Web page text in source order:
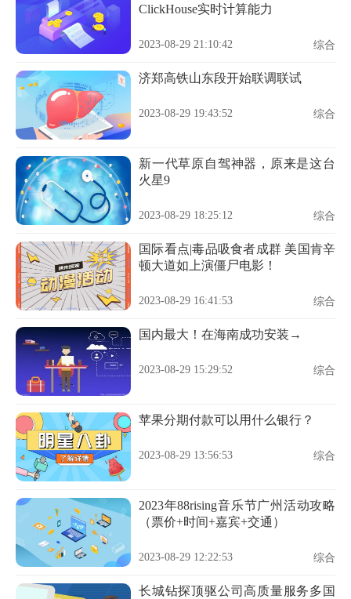
ClickHouse实时计算能力
2023-08-29 21:10:42 综合
济郑高铁山东段开始联调联试
2023-08-29 19:43:52 综合
新一代草原自驾神器，原来是这台
火星9
2023-08-29 18:25:12 综合
国际看点|毒品吸食者成群 美国肯辛
顿大道如上演僵尸电影！
2023-08-29 16:41:53 综合
国内最大！在海南成功安装→
2023-08-29 15:29:52 综合
苹果分期付款可以用什么银行？
2023-08-29 13:56:53 综合
2023年88rising音乐节广州活动攻略
（票价+时间+嘉宾+交通）
2023-08-29 12:22:53 综合
长城钻探顶驱公司高质量服务多国